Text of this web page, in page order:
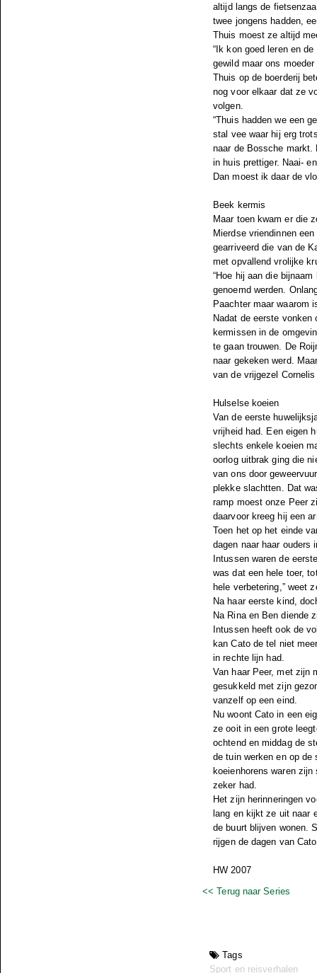
altijd langs de
twee jongens hadden,
Thuis moest ze altijd
“Ik kon goed leren en
gewild maar ons
Thuis op de boerderij
nog voor elkaar dat ze
volgen.
“Thuis hadden we een
stal vee waar hij erg
naar de Bossche markt.
in huis prettiger. Naai-
Dan moest ik daar de
Beek kermis
Maar toen kwam er die
Mierdse vriendinnen
gearriveerd die van de
met opvallend vrolijke
“Hoe hij aan die
genoemd werden.
Paachter maar waarom
Nadat de eerste vonken
kermissen in de
te gaan trouwen. De
naar gekeken werd.
van de vrijgezel
Hulselse koeien
Van de eerste
vrijheid had. Een eigen
slechts enkele koeien
oorlog uitbrak ging die
van ons door
plekke slachtten. Dat
ramp moest onze Peer
daarvoor kreeg hij een
Toen het op het einde
dagen naar haar ouders
Intussen waren de
was dat een hele toer,
hele verbetering,” weet
Na haar eerste kind,
Na Rina en Ben diende
Intussen heeft ook de
kan Cato de tel niet
in rechte lijn had.
Van haar Peer, met zijn
gesukkeld met zijn
vanzelf op een eind.
Nu woont Cato in een
ze ooit in een grote
ochtend en middag de
de tuin werken en op de
koeienhorens waren
zeker had.
Het zijn herinneringen
lang en kijkt ze uit naar
de buurt blijven wonen.
rijgen de dagen van
HW 2007
<< Terug naar Series
Tags
Sport en reisverhalen